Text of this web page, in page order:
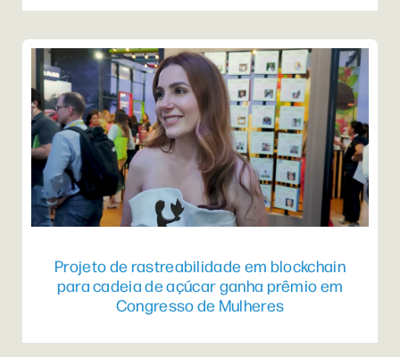
Projeto de rastreabilidade em blockchain
para cadeia de açúcar ganha prêmio em
Congresso de Mulheres